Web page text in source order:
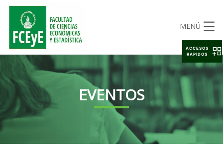
MENÚ
EVENTOS
ACCESOS
RAPIDOS